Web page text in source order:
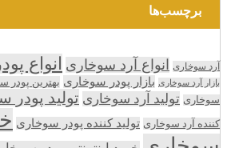
برچسب‌ها
آرد سوخاری انواع آرد سوخاری انواع
بازار آرد سوخاری بازار پودر سوخاری بهترین پودر
سوخاری تولید آرد سوخاری تولید پودر
کننده آرد سوخاری تولید کننده پودر سوخاری